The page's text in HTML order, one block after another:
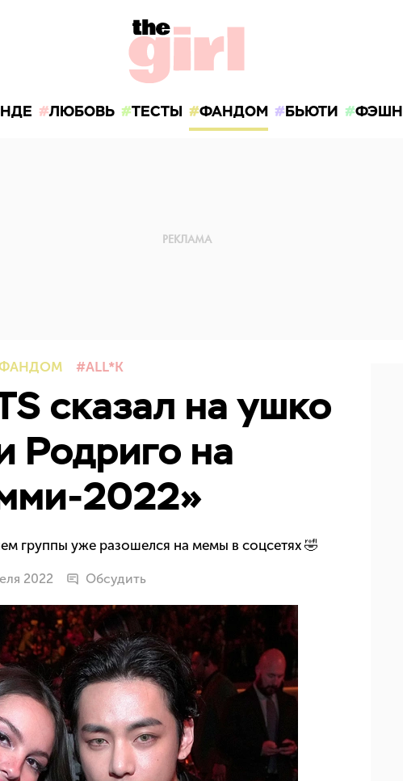
ЛЮБОВЬ ТЕСТЫ ФАНДОМ БЬЮТИ ФЭШН
ALL*K
сказал на ушко
Родриго на
2022»
группы уже разошелся на мемы в соцсетях 🤣
2022 Обсудить